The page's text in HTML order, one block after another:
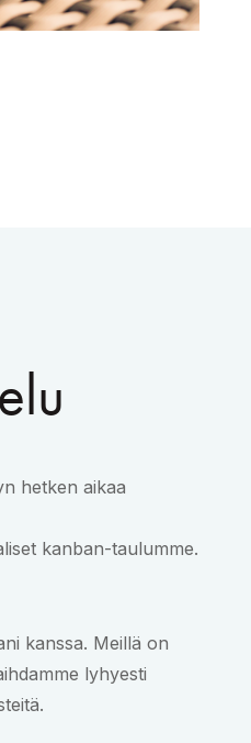
hetken aikaa
kanban-taulumme.
kanssa. Meillä on
lyhyesti